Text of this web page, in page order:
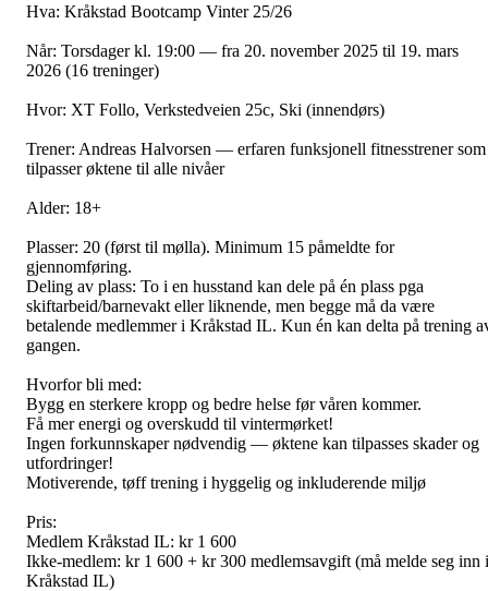
Hva: Kråkstad Bootcamp Vinter 25/26
Når: Torsdager kl. 19:00 — fra 20. november 2025 til 19. mars
2026 (16 treninger)
Hvor: XT Follo, Verkstedveien 25c, Ski (innendørs)
Trener: Andreas Halvorsen — erfaren funksjonell fitnesstrener som
tilpasser øktene til alle nivåer
Alder: 18+
Plasser: 20 (først til mølla). Minimum 15 påmeldte for
gjennomføring.
Deling av plass: To i en husstand kan dele på én plass pga
skiftarbeid/barnevakt eller liknende, men begge må da være
betalende medlemmer i Kråkstad IL. Kun én kan delta på trening
gangen.
Hvorfor bli med:
Bygg en sterkere kropp og bedre helse før våren kommer.
Få mer energi og overskudd til vintermørket!
Ingen forkunnskaper nødvendig — øktene kan tilpasses skader og
utfordringer!
Motiverende, tøff trening i hyggelig og inkluderende miljø
Pris:
Medlem Kråkstad IL: kr 1 600
Ikke-medlem: kr 1 600 + kr 300 medlemsavgift (må melde seg inn i
Kråkstad IL)